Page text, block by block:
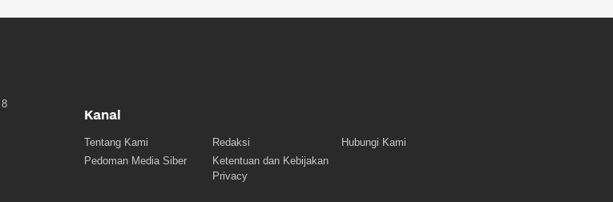
Kanal
Tentang Kami Redaksi
Hubungi Kami
Pedoman Media Siber
Ketentuan dan Kebijakan
Privacy